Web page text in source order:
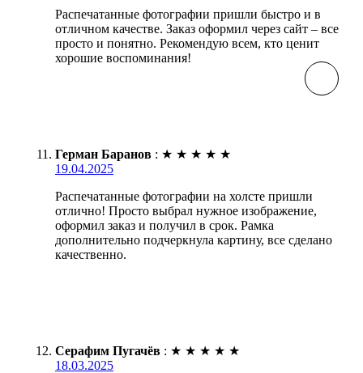
Распечатанные фотографии пришли быстро и в
отличном качестве. Заказ оформил через сайт – все
просто и понятно. Рекомендую всем, кто ценит
хорошие воспоминания!
Герман Баранов : ★ ★ ★ ★ ★
19.04.2025
Распечатанные фотографии на холсте пришли
отлично! Просто выбрал нужное изображение,
оформил заказ и получил в срок. Рамка
дополнительно подчеркнула картину, все сделано
качественно.
Серафим Пугачёв : ★ ★ ★ ★ ★
18.03.2025